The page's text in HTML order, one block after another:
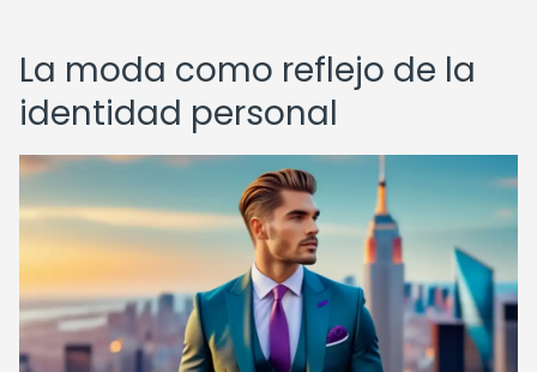
La moda como reflejo de la
identidad personal